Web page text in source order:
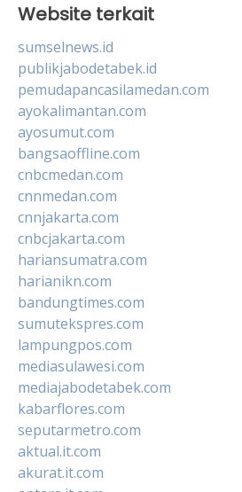
Website terkait
sumselnews.id
publikjabodetabek.id
pemudapancasilamedan.com
ayokalimantan.com
ayosumut.com
bangsaoffline.com
cnbcmedan.com
cnnmedan.com
cnnjakarta.com
cnbcjakarta.com
hariansumatra.com
harianikn.com
bandungtimes.com
sumutekspres.com
lampungpos.com
mediasulawesi.com
mediajabodetabek.com
kabarflores.com
seputarmetro.com
aktual.it.com
akurat.it.com